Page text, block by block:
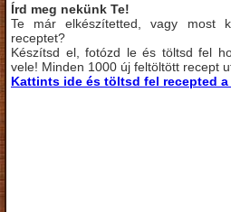
Írd meg nekünk Te!
Te már elkészítetted, vagy most
receptet?
Készítsd el, fotózd le és töltsd fel
vele! Minden 1000 új feltöltött recept
Kattints ide és töltsd fel recepted